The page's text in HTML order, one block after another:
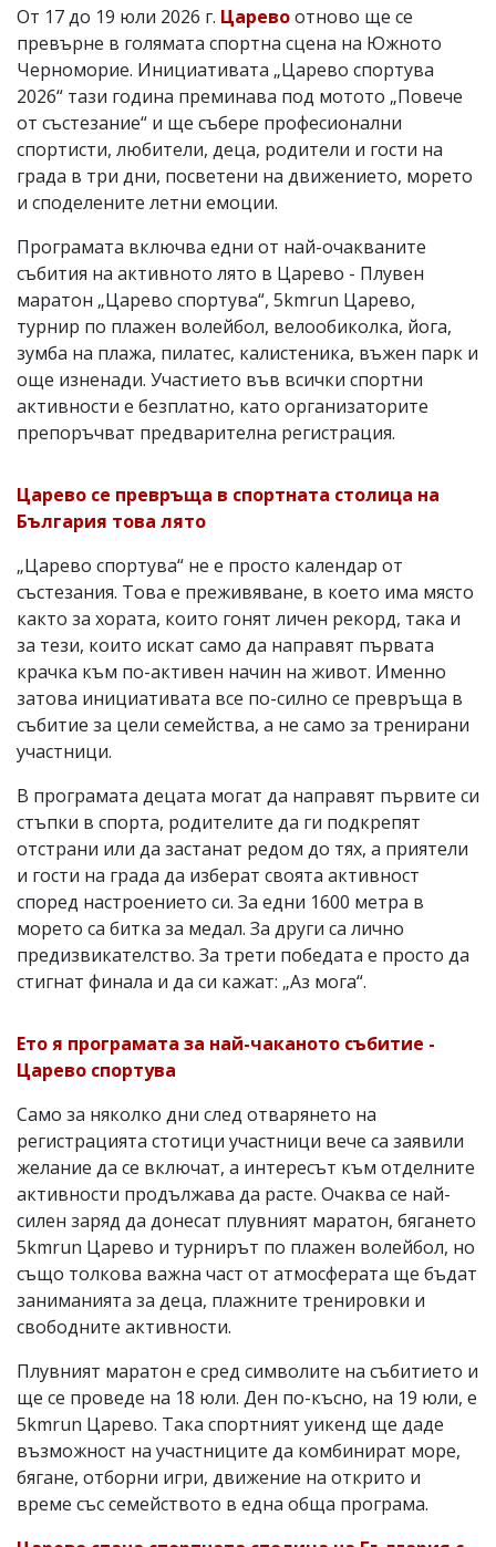
ни!
От 17 до 19 юли 2026 г. Царевоотново ще се
превърне в голямата спортна сцена на Южното
Черноморие. Инициативата „Царево спортува
2026“ тази година преминава под мотото „Повече
от състезание“ и ще събере професионални
спортисти, любители, деца, родители и гости на
града в три дни, посветени на движението, морето
и споделените летни емоции.
Програмата включва едни от най-очакваните
събития на активното лято в Царево - Плувен
маратон „Царево спортува“, 5kmrun Царево,
турнир по плажен волейбол, велообиколка, йога,
зумба на плажа, пилатес, калистеника, въжен парк и
още изненади. Участието във всички спортни
активности е безплатно, като организаторите
препоръчват предварителна регистрация.
Царево се превръща в спортната столица на
България това лято
„Царево спортува“ не е просто календар от
състезания. Това е преживяване, в което има място
както за хората, които гонят личен рекорд, така и
за тези, които искат само да направят първата
крачка към по-активен начин на живот. Именно
затова инициативата все по-силно се превръща в
събитие за цели семейства, а не само за тренирани
участници.
В програмата децата могат да направят първите си
стъпки в спорта, родителите да ги подкрепят
отстрани или да застанат редом до тях, а приятели
и гости на града да изберат своята активност
според настроението си. За едни 1600 метра в
морето са битка за медал. За други са лично
предизвикателство. За трети победата е просто да
стигнат финала и да си кажат: „Аз мога“.
Ето я програмата за най-чаканото събитие -
Царево спортува
Само за няколко дни след отварянето на
регистрацията стотици участници вече са заявили
желание да се включат, а интересът към отделните
активности продължава да расте. Очаква се най-
силен заряд да донесат плувният маратон, бягането
5kmrun Царево и турнирът по плажен волейбол, но
също толкова важна част от атмосферата ще бъдат
заниманията за деца, плажните тренировки и
свободните активности.
Плувният маратон е сред символите на събитието и
ще се проведе на 18 юли. Ден по-късно, на 19 юли, е
5kmrun Царево. Така спортният уикенд ще даде
възможност на участниците да комбинират море,
бягане, отборни игри, движение на открито и
време със семейството в една обща програма.